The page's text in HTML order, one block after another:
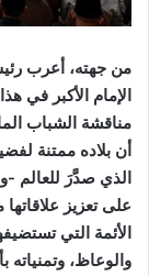
من جهته، أعرب
الإمام الأكبر في
مناقشة الشباب
أن بلاده ممتنة
الذي صدَّرَ للعالم -
على تعزيز
الأئمة التي
والوعاظ، وتمنياته